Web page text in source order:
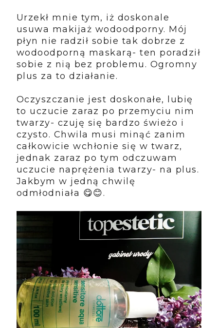
Urzekł mnie tym, iż doskonale
usuwa makijaż wodoodporny. Mój
płyn nie radził sobie tak dobrze z
wodoodporną maskarą- ten poradził
sobie z nią bez problemu. Ogromny
plus za to działanie.
Oczyszczanie jest doskonałe, lubię
to uczucie zaraz po przemyciu nim
twarzy- czuję się bardzo świeżo i
czysto. Chwila musi minąć zanim
całkowicie wchłonie się w twarz,
jednak zaraz po tym odczuwam
uczucie naprężenia twarzy- na plus.
Jakbym w jedną chwilę
odmłodniała 😋😊.